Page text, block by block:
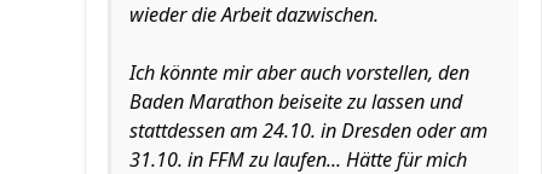
wieder die Arbeit dazwischen.
Ich könnte mir aber auch vorstellen, den
Baden Marathon beiseite zu lassen und
stattdessen am 24.10. in Dresden oder am
31.10. in FFM zu laufen... Hätte für mich